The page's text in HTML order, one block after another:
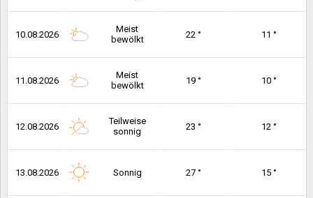
10.08.2026
Meist
bewölkt
22 ° 11 °
11.08.2026
Meist
bewölkt
19 ° 10 °
12.08.2026
Teilweise
sonnig
23 ° 12 °
13.08.2026 Sonnig 27 ° 15 °